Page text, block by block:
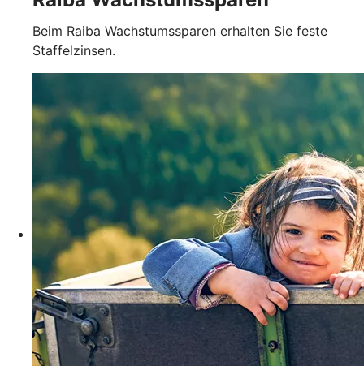
Beim Raiba Wachstumssparen erhalten Sie feste
Staffelzinsen.